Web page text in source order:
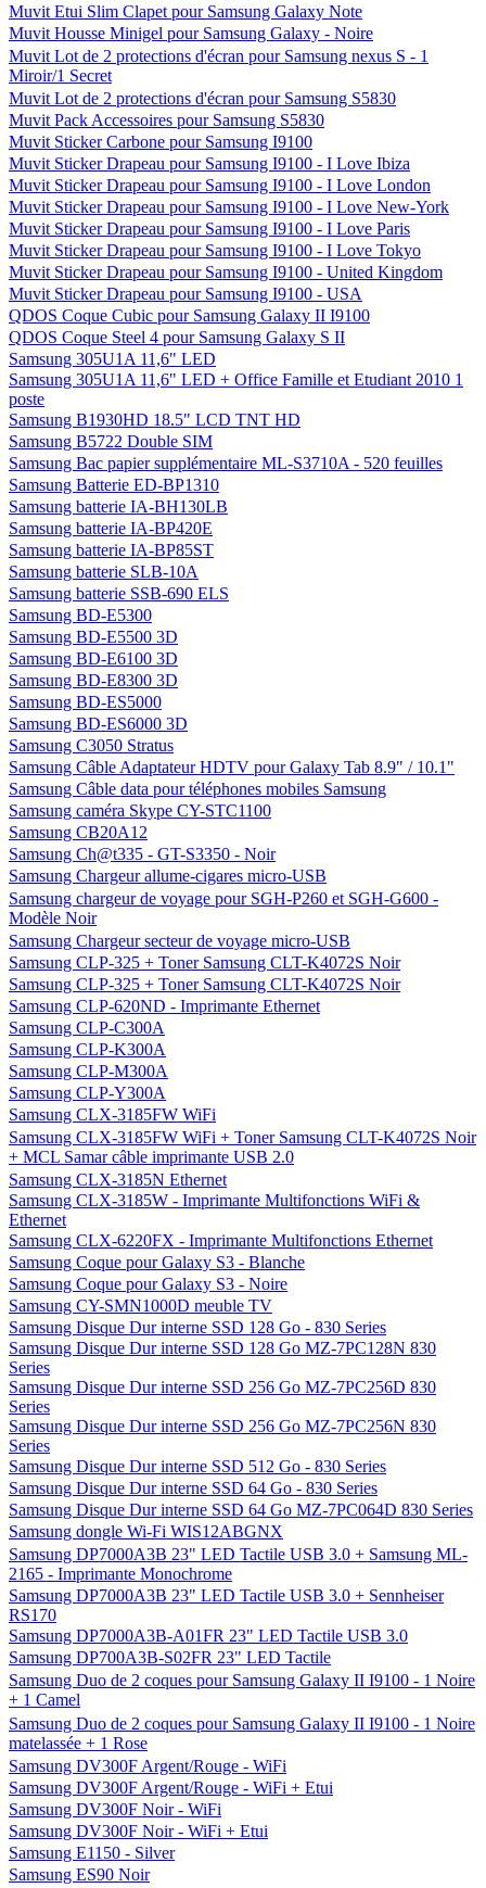
Muvit Etui Slim Clapet pour Samsung Galaxy Note
Muvit Housse Minigel pour Samsung Galaxy - Noire
Muvit Lot de 2 protections d'écran pour Samsung nexus S - 1
Miroir/1 Secret
Muvit Lot de 2 protections d'écran pour Samsung S5830
Muvit Pack Accessoires pour Samsung S5830
Muvit Sticker Carbone pour Samsung I9100
Muvit Sticker Drapeau pour Samsung I9100 - I Love Ibiza
Muvit Sticker Drapeau pour Samsung I9100 - I Love London
Muvit Sticker Drapeau pour Samsung I9100 - I Love New-York
Muvit Sticker Drapeau pour Samsung I9100 - I Love Paris
Muvit Sticker Drapeau pour Samsung I9100 - I Love Tokyo
Muvit Sticker Drapeau pour Samsung I9100 - United Kingdom
Muvit Sticker Drapeau pour Samsung I9100 - USA
QDOS Coque Cubic pour Samsung Galaxy II I9100
QDOS Coque Steel 4 pour Samsung Galaxy S II
Samsung 305U1A 11,6" LED
Samsung 305U1A 11,6" LED + Office Famille et Etudiant 2010 1
poste
Samsung B1930HD 18.5" LCD TNT HD
Samsung B5722 Double SIM
Samsung Bac papier supplémentaire ML-S3710A - 520 feuilles
Samsung Batterie ED-BP1310
Samsung batterie IA-BH130LB
Samsung batterie IA-BP420E
Samsung batterie IA-BP85ST
Samsung batterie SLB-10A
Samsung batterie SSB-690 ELS
Samsung BD-E5300
Samsung BD-E5500 3D
Samsung BD-E6100 3D
Samsung BD-E8300 3D
Samsung BD-ES5000
Samsung BD-ES6000 3D
Samsung C3050 Stratus
Samsung Câble Adaptateur HDTV pour Galaxy Tab 8.9" / 10.1"
Samsung Câble data pour téléphones mobiles Samsung
Samsung caméra Skype CY-STC1100
Samsung CB20A12
Samsung Ch@t335 - GT-S3350 - Noir
Samsung Chargeur allume-cigares micro-USB
Samsung chargeur de voyage pour SGH-P260 et SGH-G600 -
Modèle Noir
Samsung Chargeur secteur de voyage micro-USB
Samsung CLP-325 + Toner Samsung CLT-K4072S Noir
Samsung CLP-325 + Toner Samsung CLT-K4072S Noir
Samsung CLP-620ND - Imprimante Ethernet
Samsung CLP-C300A
Samsung CLP-K300A
Samsung CLP-M300A
Samsung CLP-Y300A
Samsung CLX-3185FW WiFi
Samsung CLX-3185FW WiFi + Toner Samsung CLT-K4072S Noir
+ MCL Samar câble imprimante USB 2.0
Samsung CLX-3185N Ethernet
Samsung CLX-3185W - Imprimante Multifonctions WiFi &
Ethernet
Samsung CLX-6220FX - Imprimante Multifonctions Ethernet
Samsung Coque pour Galaxy S3 - Blanche
Samsung Coque pour Galaxy S3 - Noire
Samsung CY-SMN1000D meuble TV
Samsung Disque Dur interne SSD 128 Go - 830 Series
Samsung Disque Dur interne SSD 128 Go MZ-7PC128N 830
Series
Samsung Disque Dur interne SSD 256 Go MZ-7PC256D 830
Series
Samsung Disque Dur interne SSD 256 Go MZ-7PC256N 830
Series
Samsung Disque Dur interne SSD 512 Go - 830 Series
Samsung Disque Dur interne SSD 64 Go - 830 Series
Samsung Disque Dur interne SSD 64 Go MZ-7PC064D 830 Series
Samsung dongle Wi-Fi WIS12ABGNX
Samsung DP7000A3B 23" LED Tactile USB 3.0 + Samsung ML-
2165 - Imprimante Monochrome
Samsung DP7000A3B 23" LED Tactile USB 3.0 + Sennheiser
RS170
Samsung DP7000A3B-A01FR 23" LED Tactile USB 3.0
Samsung DP700A3B-S02FR 23" LED Tactile
Samsung Duo de 2 coques pour Samsung Galaxy II I9100 - 1 Noire
+ 1 Camel
Samsung Duo de 2 coques pour Samsung Galaxy II I9100 - 1 Noire
matelassée + 1 Rose
Samsung DV300F Argent/Rouge - WiFi
Samsung DV300F Argent/Rouge - WiFi + Etui
Samsung DV300F Noir - WiFi
Samsung DV300F Noir - WiFi + Etui
Samsung E1150 - Silver
Samsung ES90 Noir